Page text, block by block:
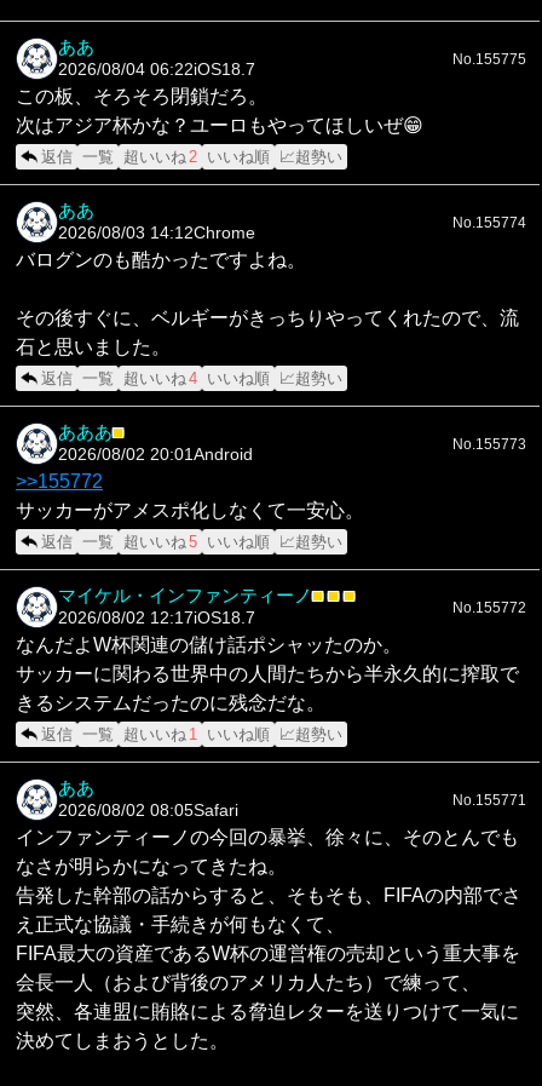
ああ
2026/08/04 06:22iOS18.7
No.155775
この板、そろそろ閉鎖だろ。
次はアジア杯かな？ユーロもやってほしいぜ😁
返信 一覧 超いいね2 いいね順 📈超勢い
ああ
2026/08/03 14:12Chrome
No.155774
バログンのも酷かったですよね。
その後すぐに、ベルギーがきっちりやってくれたので、流
石と思いました。
返信 一覧 超いいね4 いいね順 📈超勢い
あああ■
2026/08/02 20:01Android
No.155773
>>155772
サッカーがアメスポ化しなくて一安心。
返信 一覧 超いいね5 いいね順 📈超勢い
マイケル・インファンティーノ■ ■ ■
2026/08/02 12:17iOS18.7
No.155772
なんだよW杯関連の儲け話ポシャッたのか。
サッカーに関わる世界中の人間たちから半永久的に搾取で
きるシステムだったのに残念だな。
返信 一覧 超いいね 1 いいね順 📈超勢い
ああ
2026/08/02 08:05Safari
No.155771
インファンティーノの今回の暴挙、徐々に、そのとんでも
なさが明らかになってきたね。
告発した幹部の話からすると、そもそも、FIFAの内部でさ
え正式な協議・手続きが何もなくて、
FIFA最大の資産であるW杯の運営権の売却という重大事を
会長一人（および背後のアメリカ人たち）で練って、
突然、各連盟に賄賂による脅迫レターを送りつけて一気に
決めてしまおうとした。